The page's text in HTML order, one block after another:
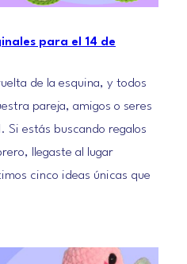
para el 14 de
de la esquina, y todos
pareja, amigos o seres
Si estás buscando regalos
llegaste al lugar
cinco ideas únicas que